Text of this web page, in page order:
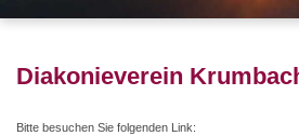
Diakonieverein
Bitte besuchen Sie folgenden Link: